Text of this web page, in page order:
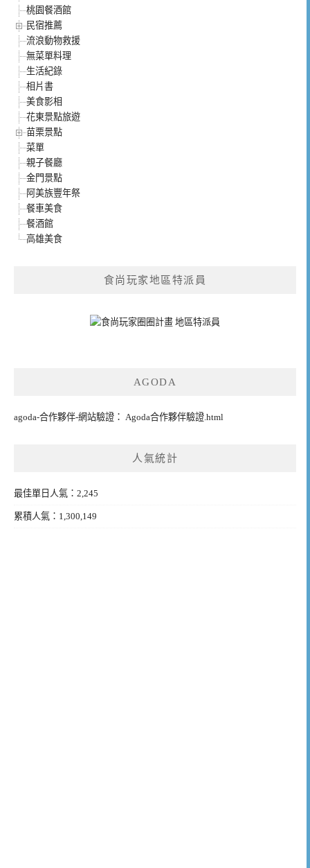
桃園餐酒館
民宿推薦
流浪動物救援
無菜單料理
生活紀錄
相片書
美食影相
花東景點旅遊
苗栗景點
菜單
親子餐廳
金門景點
阿美族豐年祭
餐車美食
餐酒館
高雄美食
食尚玩家地區特派員
AGODA
agoda-合作夥伴-網站驗證： Agoda合作夥伴驗證.html
人氣統計
最佳單日人氣：2,245
累積人氣：1,300,149